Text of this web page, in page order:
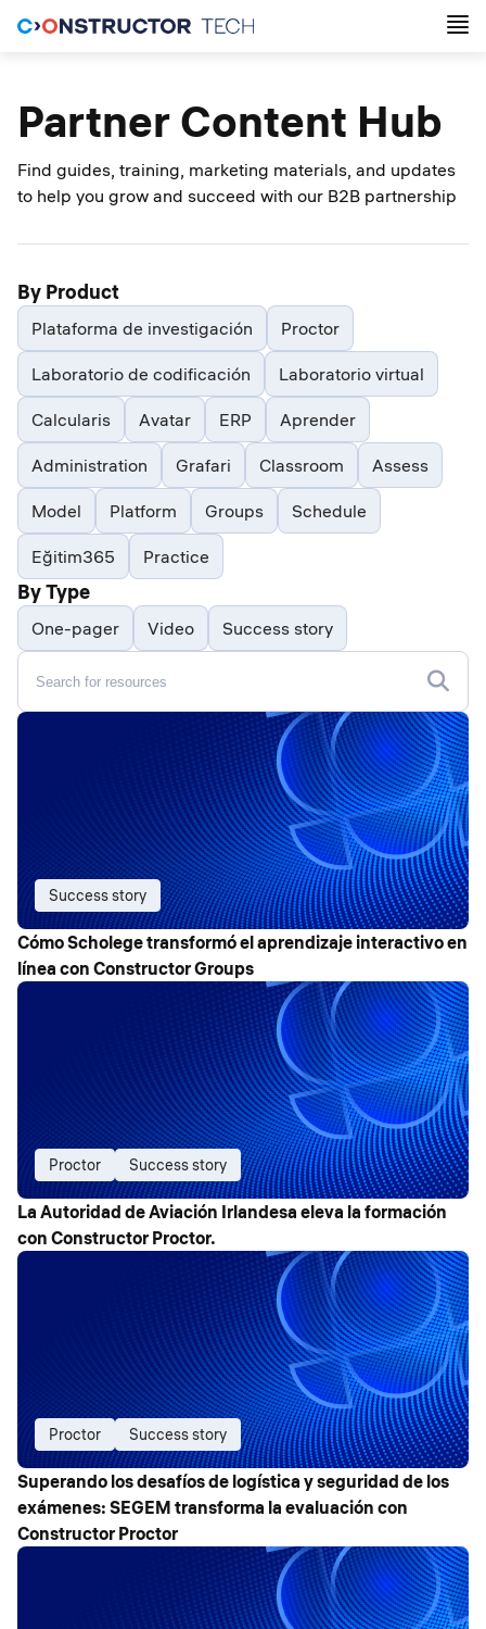
Partner Content Hub
Find guides, training, marketing materials, and updates
to help you grow and succeed with our B2B partnership
By Product
Plataforma de investigación Proctor
Laboratorio de codificación Laboratorio virtual
Calcularis Avatar ERP Aprender
Administration Grafari Classroom Assess
Model Platform Groups Schedule
Eğitim365 Practice
By Type
One-pager Video Success story
Success story
Cómo Scholege transformó el aprendizaje interactivo en
línea con Constructor Groups
Proctor Success story
La Autoridad de Aviación Irlandesa eleva la formación
con Constructor Proctor.
Proctor Success story
Superando los desafíos de logística y seguridad de los
exámenes: SEGEM transforma la evaluación con
Constructor Proctor